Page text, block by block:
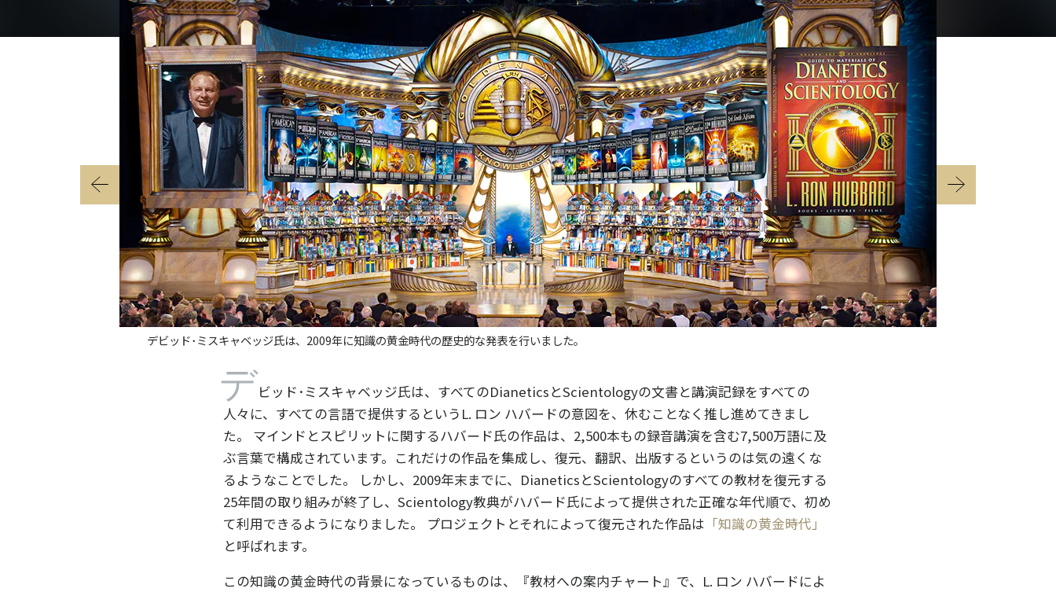
デビッド･ミスキャベッジ氏は、2009年に知識の黄金時代の歴史的な発表を行いました。
デビッド･ミスキャベッジ氏は、すべてのDianeticsとScientologyの文書と講演記録をすべての
人々に、すべての言語で提供するというL. ロン ハバードの意図を、休むことなく推し進めてきまし
た。 マインドとスピリットに関するハバード氏の作品は、2,500本もの録音講演を含む7,500万語に及
ぶ言葉で構成されています。これだけの作品を集成し、復元、翻訳、出版するというのは気の遠くな
るようなことでした。 しかし、2009年末までに、DianeticsとScientologyのすべての教材を復元する
25年間の取り組みが終了し、Scientology教典がハバード氏によって提供された正確な年代順で、初め
て利用できるようになりました。 プロジェクトとそれによって復元された作品は 「知識の黄金時代」
と呼ばれます。
この知識の黄金時代の背景になっているものは、『教材への案内チャート』で、L. ロン ハバードによ